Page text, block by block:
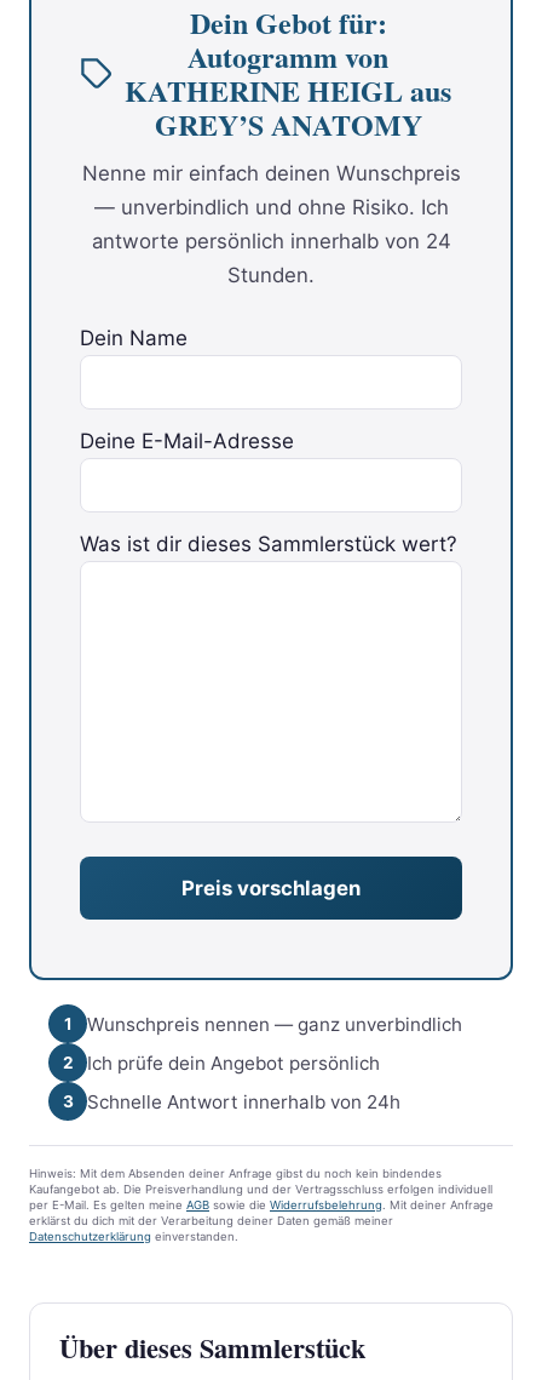
Dein Gebot für:
Autogramm von
KATHERINE HEIGL aus
GREY’S ANATOMY
Nenne mir einfach deinen Wunschpreis
— unverbindlich und ohne Risiko. Ich
antworte persönlich innerhalb von 24
Stunden.
Dein Name
Deine E-Mail-Adresse
Bitte lasse dieses Feld leer.
Was ist dir dieses Sammlerstück wert?
1 Wunschpreis nennen — ganz unverbindlich
2 Ich prüfe dein Angebot persönlich
3 Schnelle Antwort innerhalb von 24h
Hinweis: Mit dem Absenden deiner Anfrage gibst du noch kein bindendes
Kaufangebot ab. Die Preisverhandlung und der Vertragsschluss erfolgen individuell
per E-Mail. Es gelten meine AGB sowie die Widerrufsbelehrung. Mit deiner Anfrage
erklärst du dich mit der Verarbeitung deiner Daten gemäß meiner
Datenschutzerklärung einverstanden.
Über dieses Sammlerstück